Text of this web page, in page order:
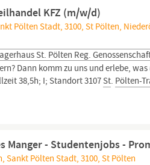
KFZ (m/w/d)
Pölten Stadt, 3100, St Pölten,
St. Pölten Reg.
Dann komm zu uns und erlebe,
38,5h; I; Standort 3107St. Pölten-
Manger - Studentenjobs -
Sankt Pölten Stadt, 3100, St Pölten